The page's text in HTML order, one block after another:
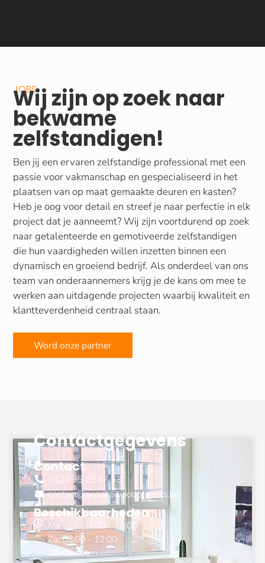
JOBS
Wij zijn op zoek naar
bekwame
zelfstandigen!
Ben jij een ervaren zelfstandige professional met een
passie voor vakmanschap en gespecialiseerd in het
plaatsen van op maat gemaakte deuren en kasten?
Heb je oog voor detail en streef je naar perfectie in elk
project dat je aanneemt? Wij zijn voortdurend op zoek
naar getalenteerde en gemotiveerde zelfstandigen
die hun vaardigheden willen inzetten binnen een
dynamisch en groeiend bedrijf. Als onderdeel van ons
team van onderaannemers krijg je de kans om mee te
werken aan uitdagende projecten waarbij kwaliteit en
klantteverdenheid centraal staan.
Word onze partner
Contactgegevens
Contact
+324 95 19 47 53
contact@anaskowoodprojects.be
Beschikbaarheden
Ma - Vr: 07:00 - 18:00
Za: 08:00 - 12:00
Zo: Gesloten